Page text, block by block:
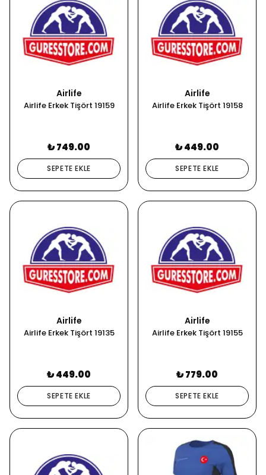
Airlife
Airlife Erkek Tişört 19159
₺ 749.00
SEPETE EKLE
Airlife
Airlife Erkek Tişört 19158
₺ 449.00
SEPETE EKLE
Airlife
Airlife Erkek Tişört 19135
₺ 449.00
SEPETE EKLE
Airlife
Airlife Erkek Tişört 19155
₺ 779.00
SEPETE EKLE